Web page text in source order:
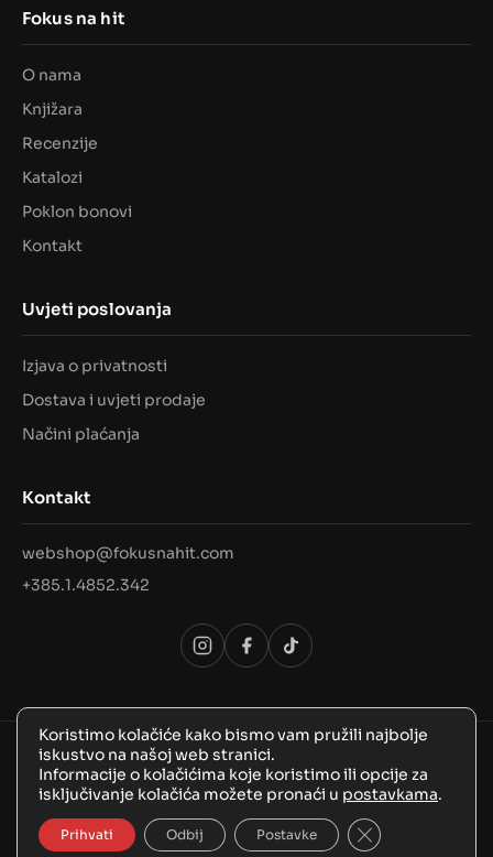
Fokus na hit
O nama
Knjižara
Recenzije
Katalozi
Poklon bonovi
Kontakt
Uvjeti poslovanja
Izjava o privatnosti
Dostava i uvjeti prodaje
Načini plaćanja
Kontakt
webshop@fokusnahit.com
+385.1.4852.342
© 2026 Sva prava pridržana, FokusNaHit!
BozooArt
Koristimo kolačiće kako bismo vam pružili najbolje
iskustvo na našoj web stranici.
Informacije o kolačićima koje koristimo ili opcije za
isključivanje kolačića možete pronaći u postavkama.
Prihvati Odbij Postavke Close GDPR